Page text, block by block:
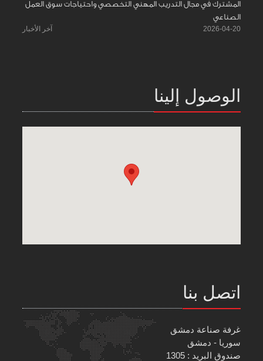
المشترك في مجال التدريب المهني التخصصي واحتياجات سوق العمل
الصناعي
2026-04-20 آخر الأخبار
الوصول إلينا
اتصل بنا
غرفة صناعة دمشق
سوريا - دمشق
صندوق البريد : 1305